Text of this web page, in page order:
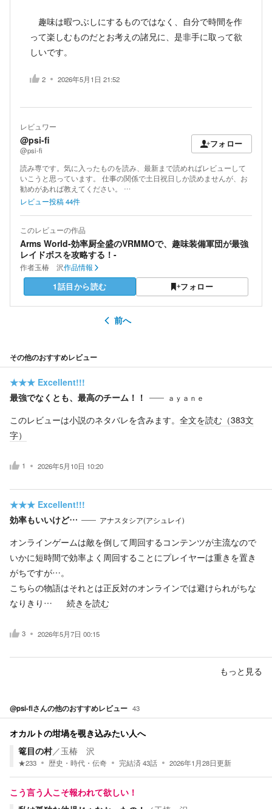
趣味は暇つぶしにするものではなく、自分で時間を作
って楽しむものだとお考えの諸兄に、是非手に取って欲
しいです。
2 2026年5月1日 21:52
レビュワー
@psi-fi
@psi-fi
フォロー
読み専です。気に入ったものを読み、最新まで読めればレビューして
いこうと思っています。 仕事の関係で土日祝日しか読めませんが、お
勧めがあれば教えてください。 …
レビュー投稿44件
このレビューの作品
Arms World-効率厨全盛のVRMMOで、趣味装備軍団が最強
レイドボスを攻略する！-
作者玉椿 沢作品情報
1話目から読む フォロー
前へ
その他のおすすめレビュー
★★★ Excellent!!!
最強でなくとも、最高のチーム！！
ａｙａｎｅ
このレビューは小説のネタバレを含みます。 全文を読む（383文
字）
1 2026年5月10日 10:20
★★★ Excellent!!!
効率もいいけど…
アナスタシア(アシュレイ)
オンラインゲームは敵を倒して周回するコンテンツが主流なので
いかに短時間で効率よく周回することにプレイヤーは重きを置き
がちですが…。
こちらの物語はそれとは正反対のオンラインでは避けられがちな
なりきり…
続きを読む
3 2026年5月7日 00:15
もっと見る
@psi-fiさんの他のおすすめレビュー 43
オカルトの坩堝を覗き込みたい人へ
篭目の村／玉椿 沢
★233 歴史・時代・伝奇 完結済43話 2026年1月28日更新
こう言う人こそ報われて欲しい！